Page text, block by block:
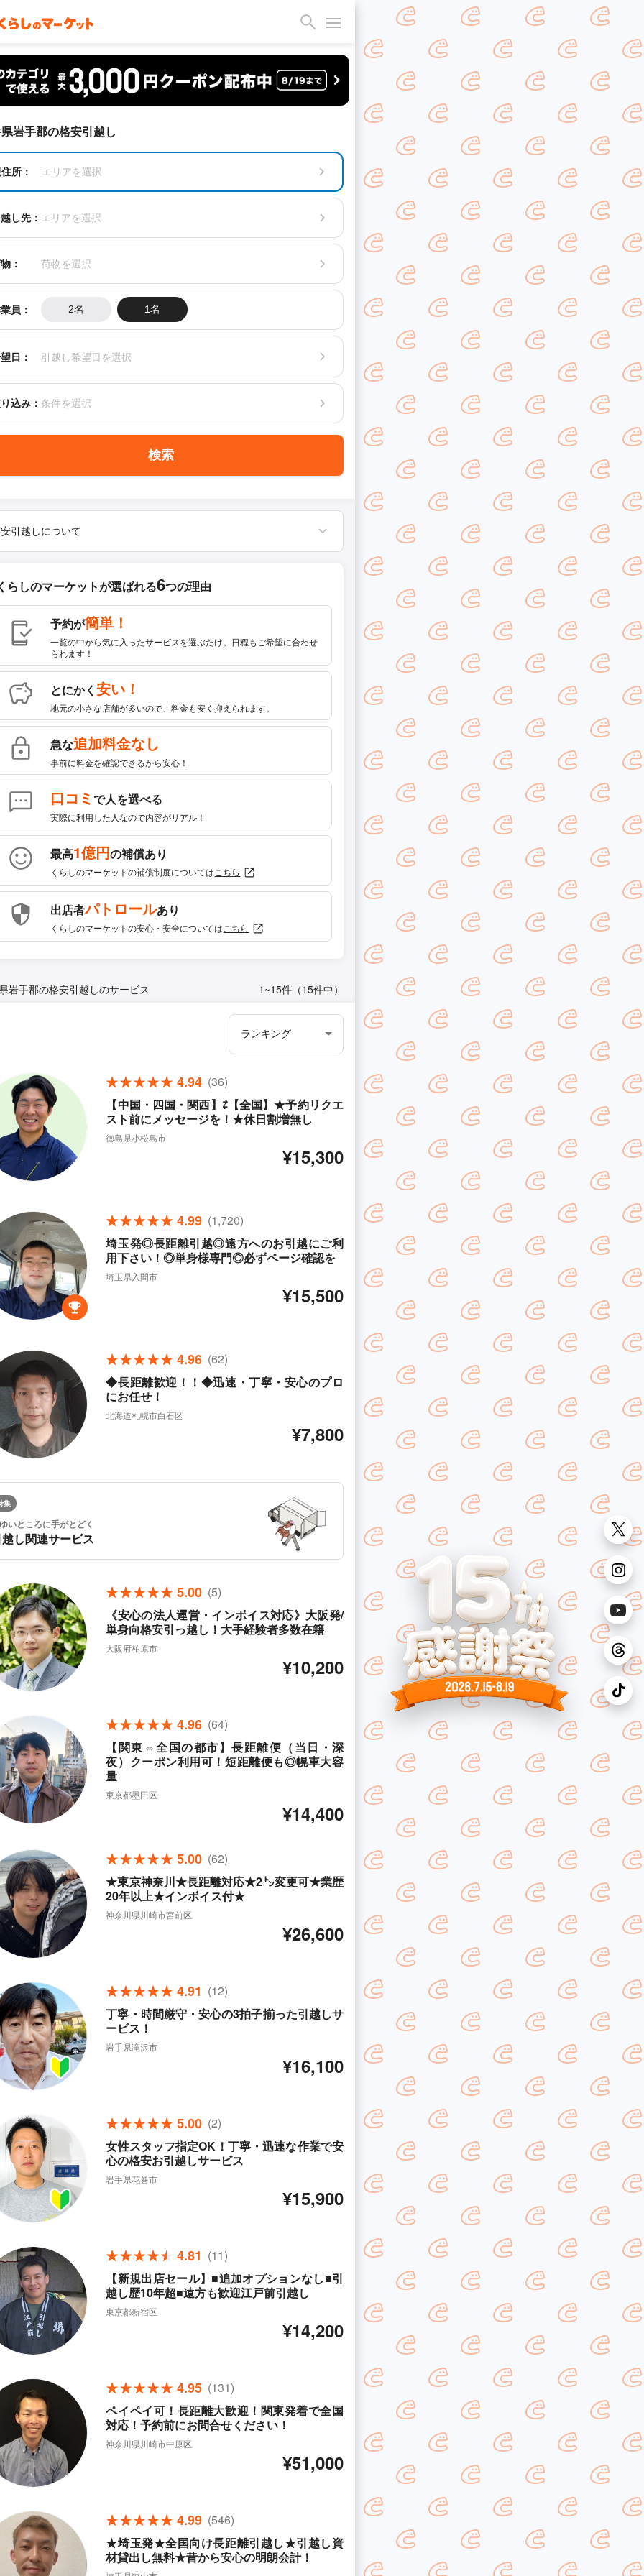
岩手郡の格安引越し
所： エリアを選択
し先： エリアを選択
： 荷物を選択
員： 2名 1名
日： 引越し希望日を選択
込み： 条件を選択
検索
引越しについて
らしのマーケットが選ばれる6つの理由
予約が簡単！
一覧の中から気に入ったサービスを選ぶだけ。日程もご希望に合わせ
られます！
とにかく安い！
地元の小さな店舗が多いので、料金も安く抑えられます。
急な追加料金なし
事前に料金を確認できるから安心！
口コミで人を選べる
実際に利用した人なので内容がリアル！
最高1億円の補償あり
くらしのマーケットの補償制度については こちら
出店者パトロールあり
くらしのマーケットの安心・安全については こちら
岩手郡の格安引越しのサービス 1~15件（15件中）
4.94 (36)
【中国・四国・関西】⇄【全国】★予約リクエ
スト前にメッセージを！★休日割増無し
徳島県小松島市
¥15,300
4.99 (1,720)
埼玉発◎長距離引越◎遠方へのお引越にご利
用下さい！◎単身様専門◎必ずページ確認を
埼玉県入間市
¥15,500
4.96 (62)
◆長距離歓迎！！◆迅速・丁寧・安心のプロ
にお任せ！
北海道札幌市白石区
¥7,800
集
いところに手がとどく
し関連サービス
5.00 (5)
《安心の法人運営・インボイス対応》大阪発/
単身向格安引っ越し！大手経験者多数在籍
大阪府柏原市
¥10,200
4.96 (64)
【関東⇔全国の都市】長距離便（当日・深
夜）クーポン利用可！短距離便も◎幌車大容
量
東京都墨田区
¥14,400
5.00 (62)
★東京神奈川★長距離対応★2㌧変更可★業歴
20年以上★インボイス付★
神奈川県川崎市宮前区
¥26,600
4.91 (12)
丁寧・時間厳守・安心の3拍子揃った引越しサ
ービス！
岩手県滝沢市
¥16,100
5.00 (2)
女性スタッフ指定OK！丁寧・迅速な作業で安
心の格安お引越しサービス
岩手県花巻市
¥15,900
4.81 (11)
【新規出店セール】■追加オプションなし■引
越し歴10年超■遠方も歓迎江戸前引越し
東京都新宿区
¥14,200
4.95 (131)
ペイペイ可！長距離大歓迎！関東発着で全国
対応！予約前にお問合せください！
神奈川県川崎市中原区
¥51,000
4.99 (546)
★埼玉発★全国向け長距離引越し★引越し資
材貸出し無料★昔から安心の明朗会計！